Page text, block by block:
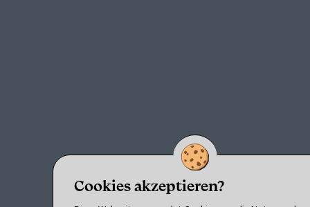
Cookies akzeptieren?